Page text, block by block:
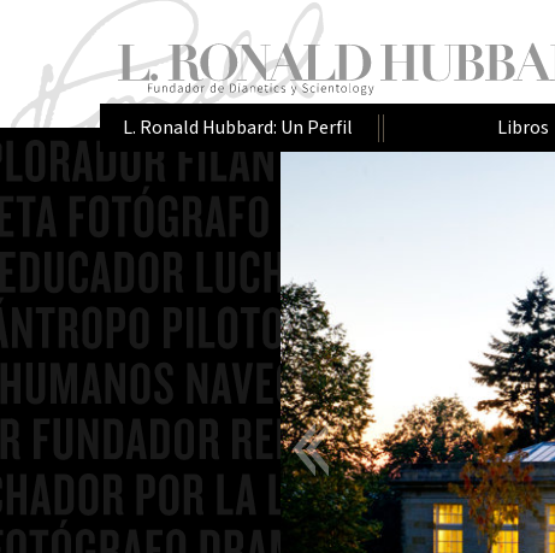
L. Ronald Hubbard: Un Perfil Libros